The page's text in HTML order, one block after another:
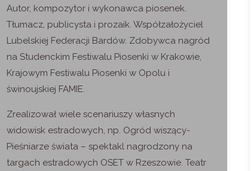
Autor, kompozytor i wykonawca piosenek.
Tłumacz, publicysta i prozaik. Współzałożyciel
Lubelskiej Federacji Bardów. Zdobywca nagród
na Studenckim Festiwalu Piosenki w Krakowie,
Krajowym Festiwalu Piosenki w Opolu i
świnoujskiej FAMIE.
Zrealizował wiele scenariuszy własnych
widowisk estradowych, np. Ogród wiszący-
Pieśniarze świata – spektakl nagrodzony na
targach estradowych OSET w Rzeszowie. Teatr